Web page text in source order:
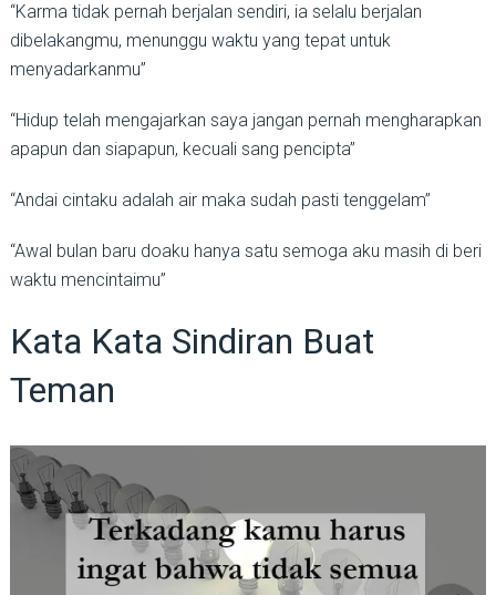
“Karma tidak pernah berjalan sendiri, ia selalu berjalan
dibelakangmu, menunggu waktu yang tepat untuk
menyadarkanmu”
“Hidup telah mengajarkan saya jangan pernah mengharapkan
apapun dan siapapun, kecuali sang pencipta”
“Andai cintaku adalah air maka sudah pasti tenggelam”
“Awal bulan baru doaku hanya satu semoga aku masih di beri
waktu mencintaimu”
Kata Kata Sindiran Buat
Teman